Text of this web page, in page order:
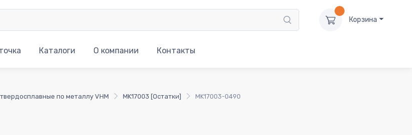
Корзина
Каталоги О компании Контакты
по металлу VHM MK17003 [Остатки] MK17003-0490